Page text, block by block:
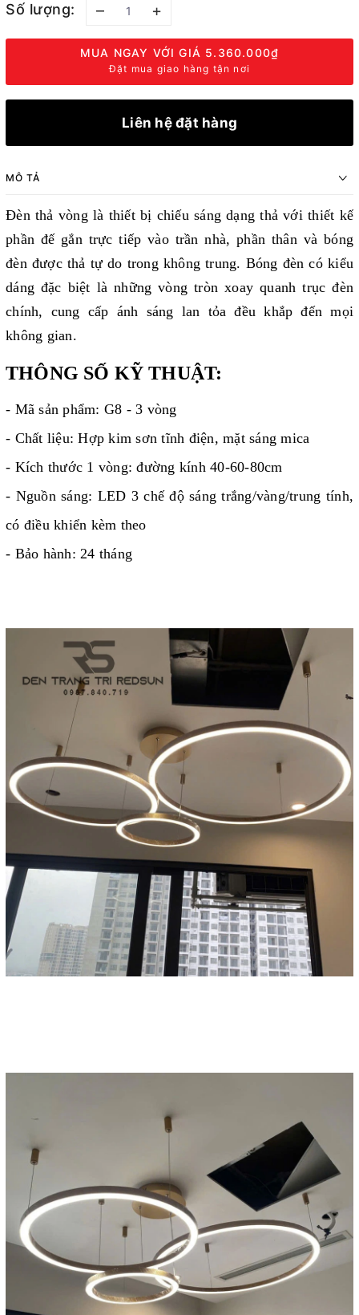
Số lượng: – +
MUA NGAY VỚI GIÁ 5.360.000₫
Đặt mua giao hàng tận nơi
Liên hệ đặt hàng
MÔ TẢ
Đèn thả vòng là thiết bị chiếu sáng dạng thả với thiết kế
phần đế gắn trực tiếp vào trần nhà, phần thân và bóng
đèn được thả tự do trong không trung. Bóng đèn có kiểu
dáng đặc biệt là những vòng tròn xoay quanh trục đèn
chính, cung cấp ánh sáng lan tỏa đều khắp đến mọi
không gian.
THÔNG SỐ KỸ THUẬT:
- Mã sản phẩm: G8 - 3 vòng
- Chất liệu: Hợp kim sơn tĩnh điện, mặt sáng mica
- Kích thước 1 vòng: đường kính 40-60-80cm
- Nguồn sáng: LED 3 chế độ sáng trắng/vàng/trung tính,
có điều khiển kèm theo
- Bảo hành: 24 tháng